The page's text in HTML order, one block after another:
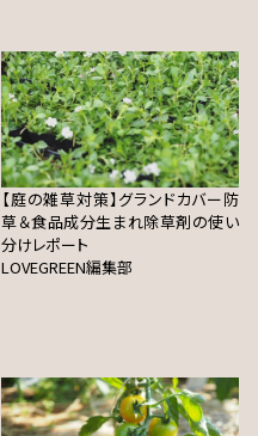
【庭の雑草対策】グランドカバー防
草＆食品成分生まれ除草剤の使い
分けレポート
LOVEGREEN編集部